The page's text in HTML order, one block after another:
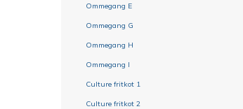
Ommegang E
Ommegang G
Ommegang H
Ommegang I
Culture fritkot 1
Culture fritkot 2